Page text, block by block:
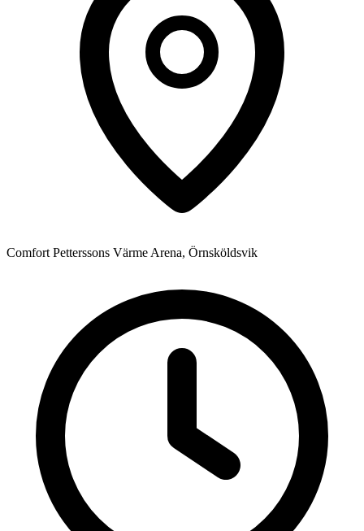
Comfort Petterssons Värme Arena, Örnsköldsvik